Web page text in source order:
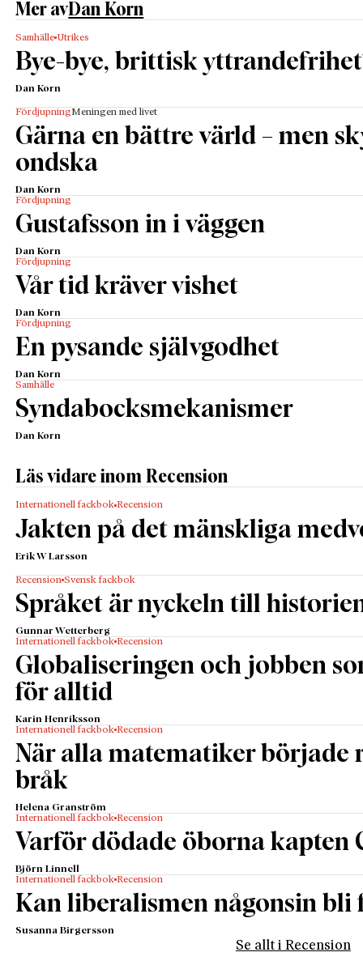
Mer avDan Korn
Samhälle Utrikes
Bye-bye, brittisk
Dan Korn
FördjupningMeningen med livet
Gärna en bättre värld – men
ondska
Dan Korn
Fördjupning
Gustafsson in i väggen
Dan Korn
Fördjupning
Vår tid kräver vishet
Dan Korn
Fördjupning
En pysande självgodhet
Dan Korn
Samhälle
Syndabocksmekanismer
Dan Korn
Läs vidare inom Recension
Internationell fackbok Recension
Jakten på det mänskliga
Erik W Larsson
Recension Svensk fackbok
Språket är nyckeln till
Gunnar Wetterberg
Internationell fackbok Recension
Globaliseringen och jobben
för alltid
Karin Henriksson
Internationell fackbok Recension
När alla matematiker började
bråk
Helena Granström
Internationell fackbok Recension
Varför dödade öborna kapten
Björn Linnell
Internationell fackbok Recension
Kan liberalismen någonsin bli
Susanna Birgersson
Se allt i Recension